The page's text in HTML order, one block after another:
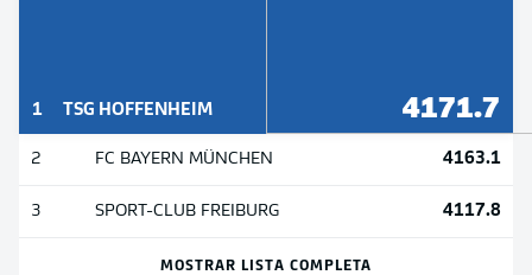
1 TSG HOFFENHEIM 4171.7
2 FC BAYERN MÜNCHEN 4163.1
3 SPORT-CLUB FREIBURG 4117.8
MOSTRAR LISTA COMPLETA